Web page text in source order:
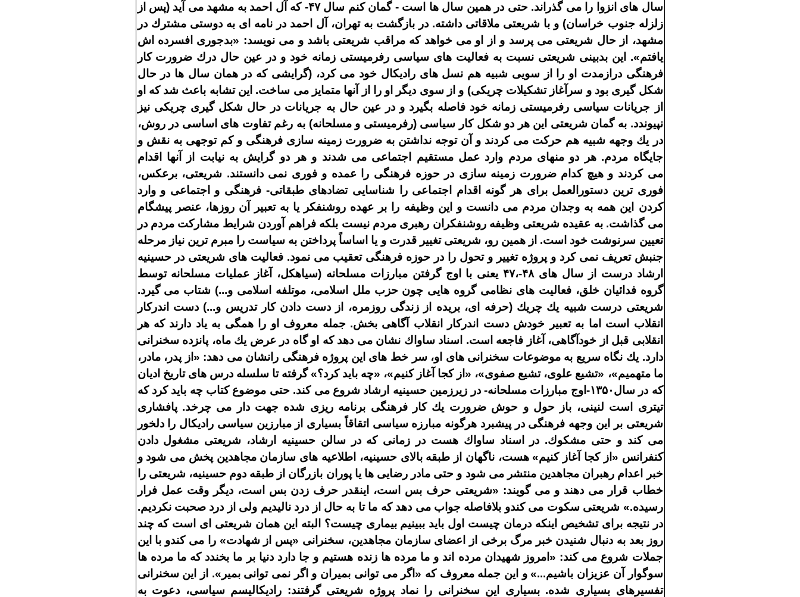
سال هاى انزوا را مى گذراند.حتى در همين سال ها است-گمان كنم سال۴۷-كه آل احمد به مشهد مى آيد(پس از
زلزله جنوب خراسان) و با شريعتى ملاقاتى داشته. در بازگشت به تهران، آل احمد در نامه اى به دوستى مشترك در
مشهد، از حال شريعتى مى پرسد و از او مى خواهد كه مراقب شريعتى باشد و مى نويسد: «بدجورى افسرده اش
يافتم». اين بدبينى شريعتى نسبت به فعاليت هاى سياسى رفرميستى زمانه خود و در عين حال درك ضرورت كار
فرهنگى درازمدت او را از سويى شبيه هم نسل هاى راديكال خود مى كرد،(گرايشى كه در همان سال ها در حال
شكل گيرى بود و سرآغاز تشكيلات چريكى) و از سوى ديگر او را از آنها متمايز مى ساخت. اين تشابه باعث شد كه او
از جريانات سياسى رفرميستى زمانه خود فاصله بگيرد و در عين حال به جريانات در حال شكل گيرى چريكى نيز
نپيوندد. به گمان شريعتى اين هر دو شكل كار سياسى(رفرميستى و مسلحانه) به رغم تفاوت هاى اساسى در روش،
در يك وجهه شبيه هم حركت مى كردند و آن توجه نداشتن به ضرورت زمينه سازى فرهنگى و كم توجهى به نقش و
جايگاه مردم.هر دو منهاى مردم وارد عمل مستقيم اجتماعى مى شدند و هر دو گرايش به نيابت از آنها اقدام
مى كردند و هيچ كدام ضرورت زمينه سازى در حوزه فرهنگى را عمده و فورى نمى دانستند. شريعتى، برعكس،
فورى ترين دستورالعمل براى هر گونه اقدام اجتماعى را شناسايى تضادهاى طبقاتى- فرهنگى و اجتماعى و وارد
كردن اين همه به وجدان مردم مى دانست و اين وظيفه را بر عهده روشنفكر يا به تعبير آن روزها، عنصر پيشگام
مى گذاشت.به عقيده شريعتى وظيفه روشنفكران رهبرى مردم نيست بلكه فراهم آوردن شرايط مشاركت مردم در
تعيين سرنوشت خود است. از همين رو، شريعتى تغيير قدرت و يا اساساً پرداختن به سياست را مبرم ترين نياز مرحله
جنبش تعريف نمى كرد و پروژه تغيير و تحول را در حوزه فرهنگى تعقيب مى نمود. فعاليت هاى شريعتى در حسينيه
ارشاد درست از سال هاى ۴۸-،۴۷ يعنى با اوج گرفتن مبارزات مسلحانه (سياهكل، آغاز عمليات مسلحانه توسط
گروه فدائيان خلق، فعاليت هاى نظامى گروه هايى چون حزب ملل اسلامى، موتلفه اسلامى و...) شتاب مى گيرد.
شريعتى درست شبيه يك چريك(حرفه اى، بريده از زندگى روزمره، از دست دادن كار تدريس و...)دست
اندركار
انقلاب است اما به تعبير خودش دست
اندركار انقلاب آگاهى بخش.جمله معروف او را همگى به ياد دارند كه هر
انقلابى قبل از خودآگاهى، آغاز فاجعه است. اسناد ساواك نشان مى دهد كه او گاه در عرض يك ماه، پانزده سخنرانى
دارد. يك نگاه سريع به موضوعات سخنرانى هاى او، سر خط هاى اين پروژه فرهنگى رانشان مى دهد: « از پدر، مادر،
ما متهميم»، «تشيع علوى، تشيع صفوى»، « از كجا آغاز كنيم»، «چه بايد كرد؟»گرفته تا سلسله درس هاى تاريخ اديان
كه در سال۱۳۵۰- اوج مبارزات مسلحانه-در زيرزمين حسينيه ارشاد شروع مى كند.حتى موضوع كتاب چه بايد كرد كه
تيترى است لنينى، باز حول و حوش ضرورت يك كار فرهنگى برنامه ريزى شده جهت دار مى چرخد.پافشارى
شريعتى بر اين وجهه فرهنگى در پيشبرد هرگونه مبارزه سياسى اتقاقاً بسيارى از مبارزين سياسى راديكال را دلخور
مى كند و حتى مشكوك. در اسناد ساواك هست در زمانى كه در سالن حسينيه ارشاد، شريعتى مشغول دادن
كنفرانس « از كجا آغاز كنيم»هست، ناگهان از طبقه بالاى حسينيه، اطلاعيه هاى سازمان مجاهدين پخش مى شود و
خبر اعدام رهبران مجاهدين منتشر مى شود و حتى مادر رضايى ها يا پوران بازرگان از طبقه دوم حسينيه، شريعتى را
خطاب قرار مى دهند و مى گويند: «شريعتى حرف بس است، اينقدر حرف زدن بس است، ديگر وقت عمل فرار
رسيده.» شريعتى سكوت مى كندو بلافاصله جواب مى دهد كه ما تا به حال از درد ناليديم ولى از درد صحبت نكرديم.
در نتيجه براى تشخيص اينكه درمان چيست اول بايد ببينيم بيمارى چيست؟ البته اين همان شريعتى اى است كه چند
روز بعد به دنبال شنيدن خبر مرگ برخى از اعضاى سازمان مجاهدين، سخنرانى «پس از شهادت»را مى كندو با اين
جملات شروع مى كند: « امروز شهيدان مرده اند و ما مرده ها زنده هستيم و جا دارد دنيا بر ما بخندد كه ما مرده ها
سوگوار آن عزيزان باشيم...»و اين جمله معروف كه « اگر مى توانى بميران و اگر نمى توانى بمير ». از اين سخنرانى
تفسيرهاى بسيارى شده.بسيارى اين سخنرانى را نماد پروژه شريعتى گرفتند: راديكاليسم سياسى، دعوت به